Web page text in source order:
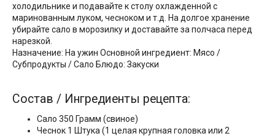
холодильнике и подавайте к столу охлажденной с
маринованным луком, чесноком и т.д. На долгое хранение
убирайте сало в морозилку и доставайте за полчаса перед
нарезкой.
Назначение: На ужин Основной ингредиент: Мясо /
Субпродукты / Сало Блюдо: Закуски
Состав / Ингредиенты рецепта:
Сало 350 Грамм (свиное)
Чеснок 1 Штука (1 целая крупная головка или 2